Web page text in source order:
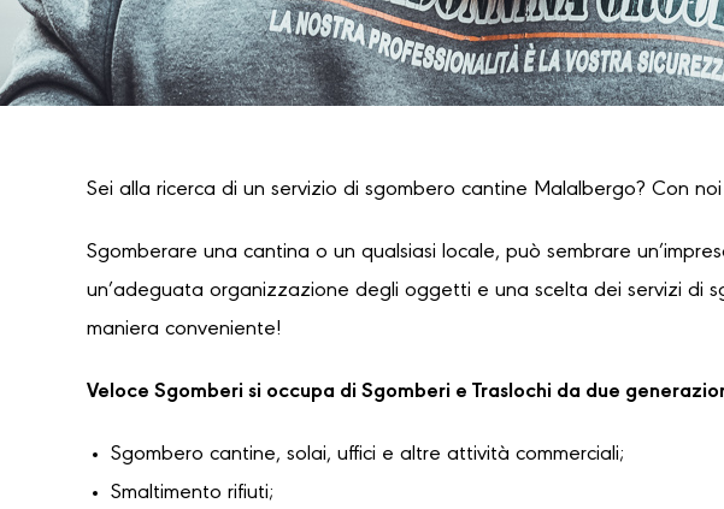
Sei alla ricerca di un servizio di sgombero cantine Malalbergo? Con
Sgomberare una cantina o un qualsiasi locale, può sembrare
un’adeguata organizzazione degli oggetti e una scelta dei servizi di
maniera conveniente!
Veloce Sgomberi si occupa di Sgomberi e Traslochi da due
Sgombero cantine, solai, uffici e altre attività commerciali;
Smaltimento rifiuti;